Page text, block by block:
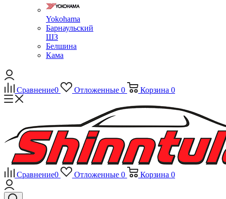
Yokohama
Барнаульский
ШЗ
Белшина
Кама
Сравнение0 Отложенные 0 Корзина 0
Сравнение0 Отложенные 0 Корзина 0